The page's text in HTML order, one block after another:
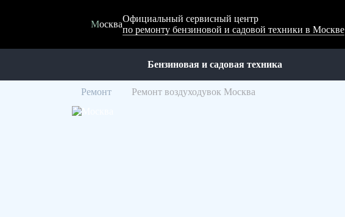
Москва
Официальный сервисный центр
по ремонту бензиновой и садовой техники в Москве
Бензиновая и садовая техника
Ремонт Ремонт воздуходувок Москва